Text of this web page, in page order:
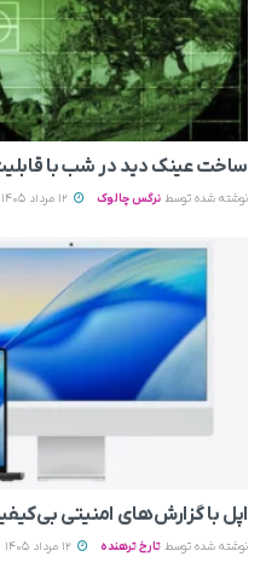
ساخت عینک دید در شب با
نوشته شده توسط نرگس چالوک
اپل با گزارش‌های امنیتی
نوشته شده توسط تارخ ترهنده